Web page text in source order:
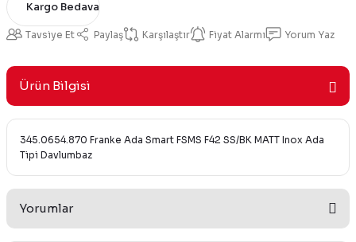
Kargo Bedava
Tavsiye Et Paylaş Karşılaştır Fiyat Alarmı Yorum Yaz
Ürün Bilgisi
345.0654.870 Franke Ada Smart FSMS F42 SS/BK MATT Inox Ada
Tipi Davlumbaz
Yorumlar